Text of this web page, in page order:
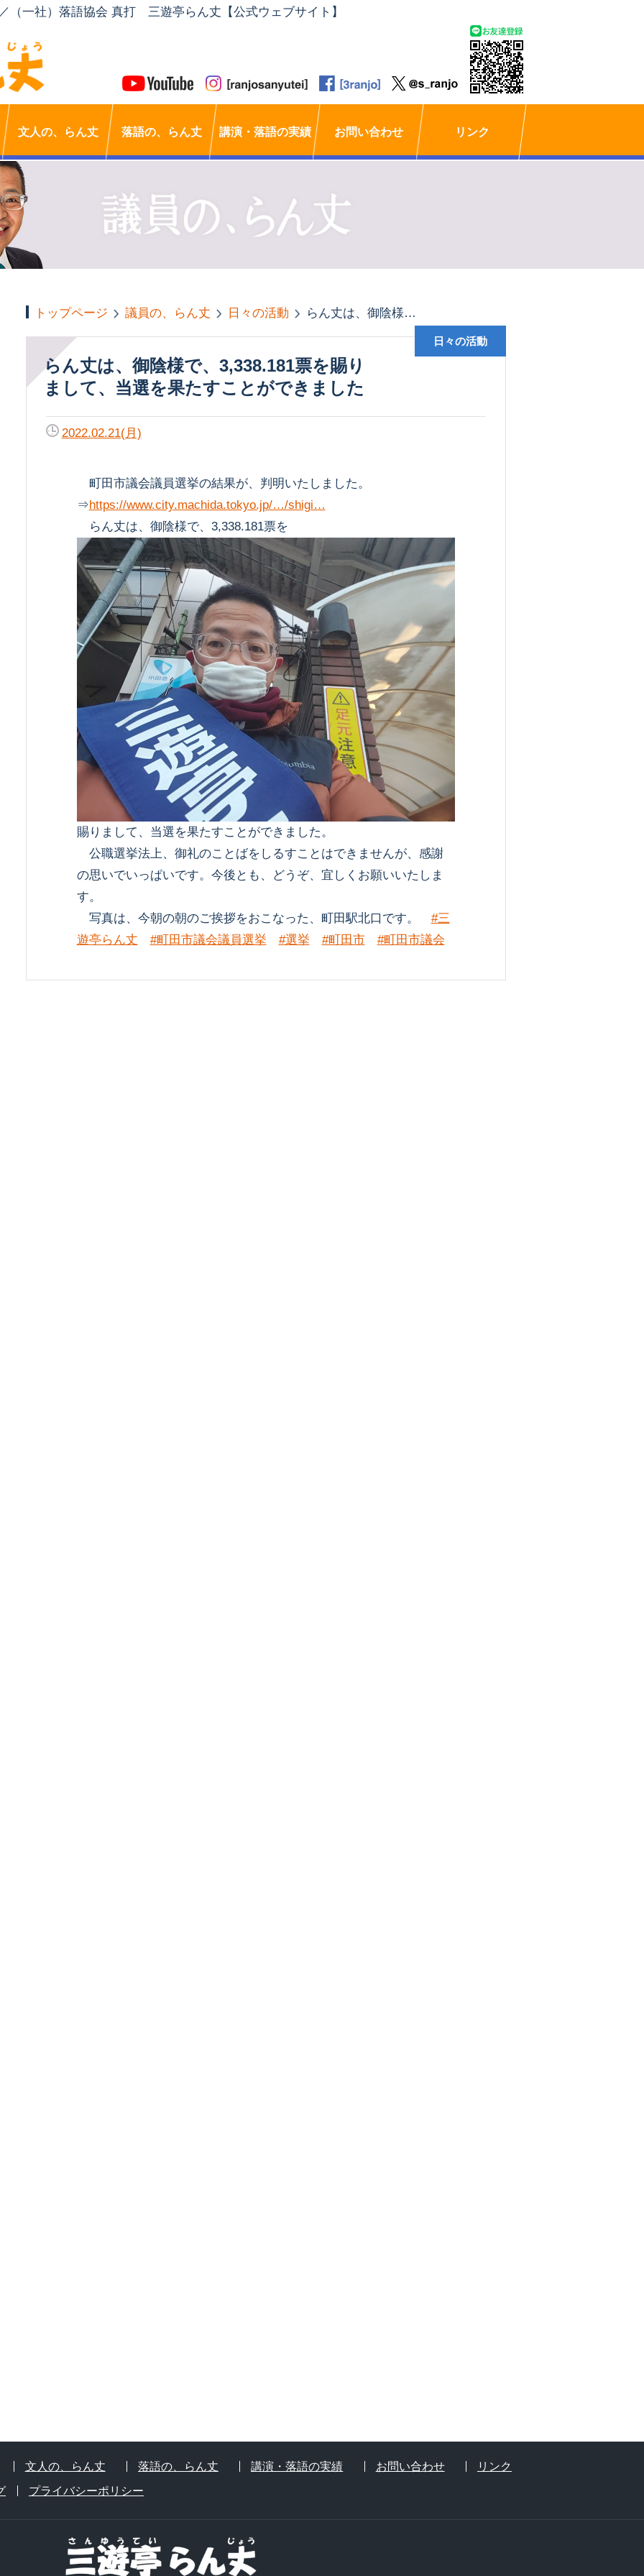
（一社）落語協会 真打 三遊亭らん丈【公式ウェブサイト】
文人の、らん丈 落語の、らん丈 講演・落語の実績 お問い合わせ リンク
トップページ 議員の、らん丈 日々の活動 らん丈は、御陰様で、3,338.181票を賜りまして、当選を果たすことができました
らん丈は、御陰様で、3,338.181票を賜り
まして、当選を果たすことができました
日々の活動
2022.02.21(月)
町田市議会議員選挙の結果が、判明いたしました。
⇒https://www.city.machida.tokyo.jp/…/shigi…
らん丈は、御陰様で、3,338.181票を
賜りまして、当選を果たすことができました。
公職選挙法上、御礼のことばをしるすことはできませんが、感謝
の思いでいっぱいです。今後とも、どうぞ、宜しくお願いいたしま
す。
写真は、今朝の朝のご挨拶をおこなった、町田駅北口です。 #三
遊亭らん丈
#町田市議会議員選挙 #選挙 #町田市 #町田市議会
文人の、らん丈 落語の、らん丈 講演・落語の実績 お問い合わせ
リンク
プライバシーポリシー